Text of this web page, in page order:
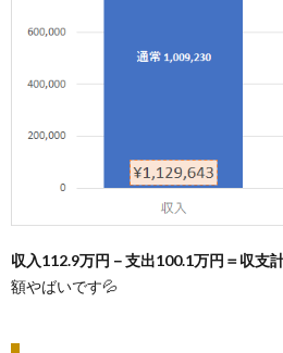
収入112.9万円－支出100.1万円＝収支
額やばいです💦